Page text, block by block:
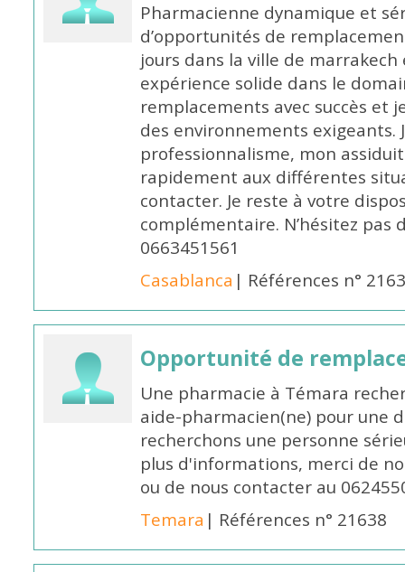
Pharmacienne dynamique et
d’opportunités de
jours dans la ville de marrakech
expérience solide dans le
remplacements avec succès et
des environnements exigeants.
professionnalisme, mon
rapidement aux différentes
contacter. Je reste à votre
complémentaire. N’hésitez
0663451561
Casablanca | Références n°
Opportunité de
Une pharmacie à Témara
aide-pharmacien(ne) pour une
recherchons une personne
plus d'informations, merci de
ou de nous contacter au
Temara | Références n° 21638